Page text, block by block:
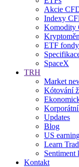
Akcie
Indexy
Komodity
ETF
SpaceX
TRH
Market
Kótování
Updates
Blog
US
Learn
Sentiment
Kontakt